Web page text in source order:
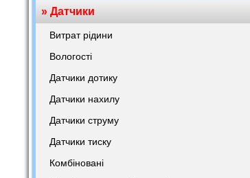
» Датчики
Витрат рідини
Вологості
Датчики дотику
Датчики нахилу
Датчики струму
Датчики тиску
Комбіновані